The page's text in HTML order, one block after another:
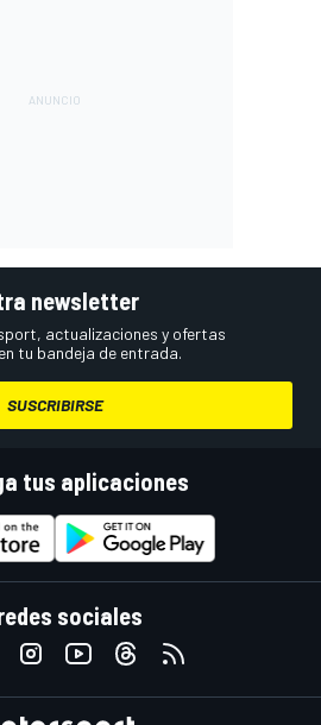
newsletter
actualizaciones y ofertas
tu bandeja de entrada.
SUSCRIBIRSE
tus aplicaciones
sociales